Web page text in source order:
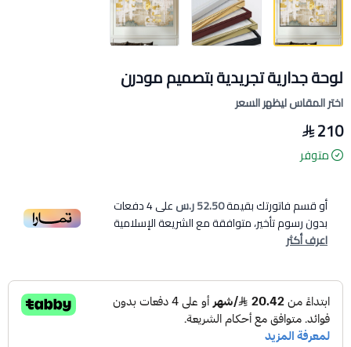
لوحة جدارية تجريدية بتصميم مودرن
اختر المقاس ليظهر السعر
210
متوفر
أو قسم فاتورتك بقيمة52.50 ر.س على4دفعات
بدون رسوم تأخير، متوافقة مع الشريعة الإسلامية
اعرف أكثر